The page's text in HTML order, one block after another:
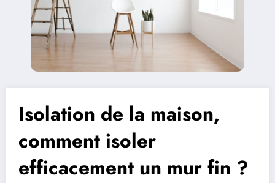
Isolation de la maison,
comment isoler
efficacement un mur fin ?